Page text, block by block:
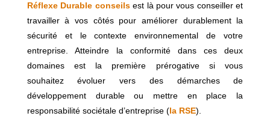
Réflexe Durable conseilsest là pour vous conseiller et
travailler à vos côtés pour améliorer durablement la
sécurité et le contexte environnemental de votre
entreprise. Atteindre la conformité dans ces deux
domaines est la première prérogative si vous
souhaitezévoluer vers des démarches de
développement durable ou mettre en place la
responsabilité sociétale d’entreprise (la RSE).